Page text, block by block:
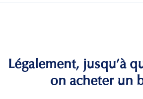
Légalement, jusqu’à
on acheter un